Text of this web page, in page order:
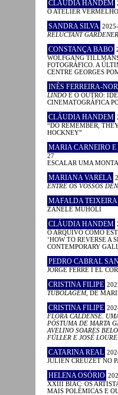
CLÁUDIA HANDEM
O ATELIER
SANDRA SILVA
RELUCTANT GARDENER
CONSTANÇA BABO
WOLFGANG
FOTOGRÁFICO. A
CENTRE GEORGES
INÊS FERREIRA-
LINDO E O OUTRO:
CINEMATOGRÁFICA
CLÁUDIA HANDEM
“DO REMEMBER,
HOCKNEY”
MARIA CARNEIRO E
27
ESCALAR UMA
MARIANA VARELA
ENTRE OS VOSSOS
MAFALDA TEIXEIRA
ZANELE MUHOLI
CLÁUDIA HANDEM
O ARQUIVO COMO
‘HOW TO REVERSE A
CONTEMPORARY
PEDRO CABRAL
JORGE FERRÉ I EL
CRISTINA FILIPE
TUBOLAGEM, DE
CRISTINA FILIPE
FLORA CALDENSE.
PÓSTUMA DE MARTA
AVELINO SOARES
FÜLLER E JOSÉ
CATARINA REAL
JULIEN CREUZET NO
HELENA OSÓRIO
XXIII BIAC: OS
MAIS POLÉMICAS E